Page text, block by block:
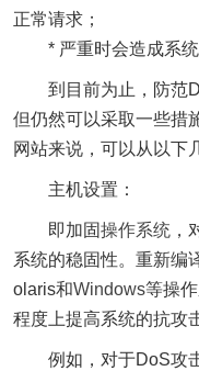
正常请求；
* 严重时会造成系统
到目前为止，防范
但仍然可以采取一些措
网站来说，可以从以下
主机设置：
即加固操作系统 ，
系统的稳固性。重新编
olaris和Windows等操
程度上提高系统的抗攻
例如，对于DoS攻击